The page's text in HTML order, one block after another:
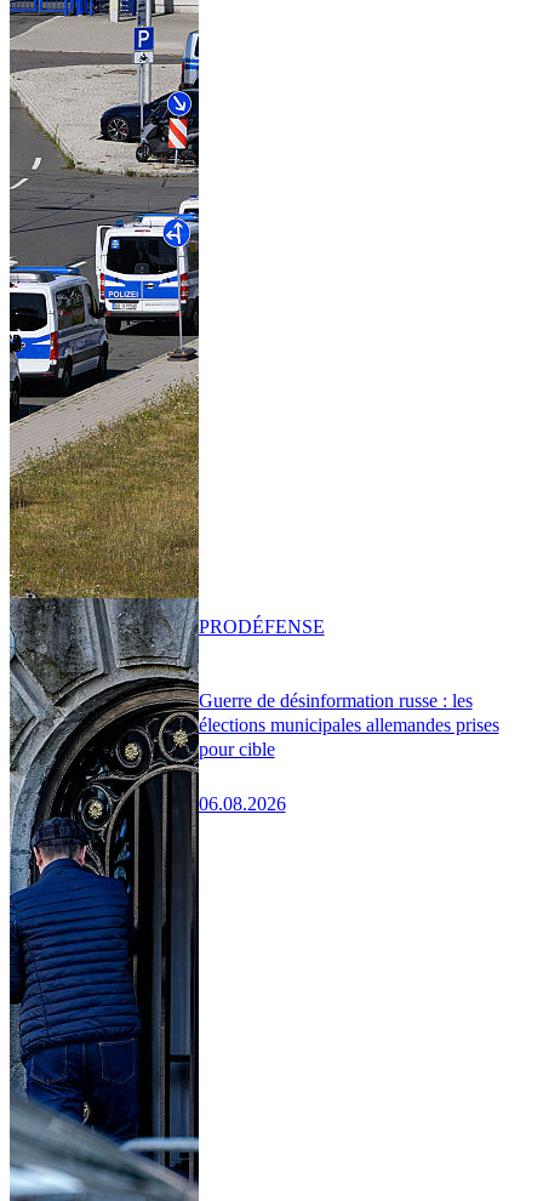
Guerre de désinformation russe : les
élections municipales allemandes prises
pour cible
06.08.2026
PRODÉFENSE